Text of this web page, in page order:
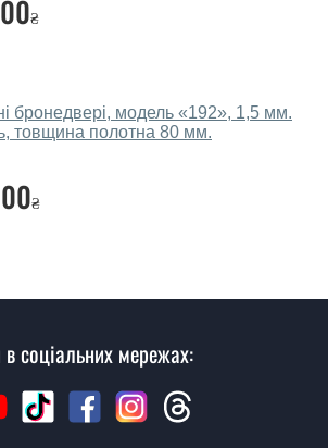
оформити заявку, не
коштує 450 грн.
вхідних дверей?
вхідних дверей проводиться
дні крім неділі.
дверей Савана - від 1600 грн.
можете встановити двері
Савана?
₴
бронедвері, модель «192», 1,5 мм.
товщина полотна 80 мм.
₴
соціальних мережах: